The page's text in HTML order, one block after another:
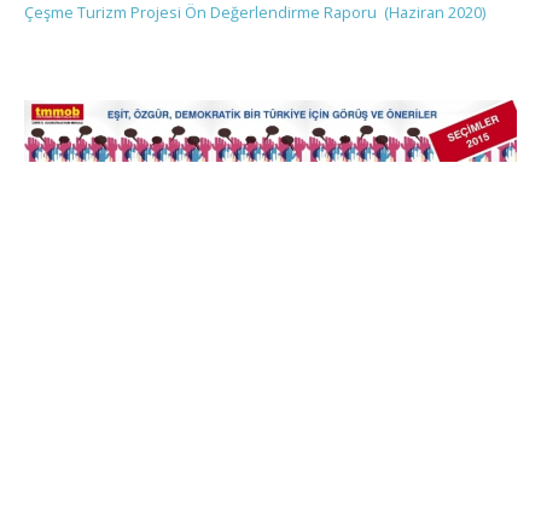
Çeşme Turizm Projesi Ön Değerlendirme Raporu (Haziran 2020)